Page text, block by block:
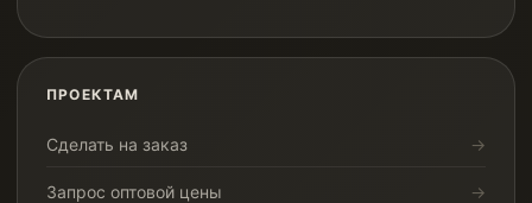
ПРОЕКТАМ
Сделать на заказ
Запрос оптовой цены